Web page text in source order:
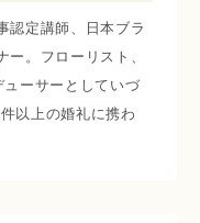
認定講師、日本ブラ
。フローリスト、
ーサーとしていづ
以上の婚礼に携わ